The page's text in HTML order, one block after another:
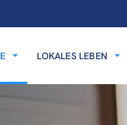
LOKALES LEBEN